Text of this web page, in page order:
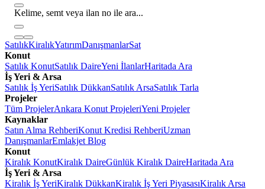
Kelime, semt veya ilan no ile ara...
SatılıkKiralıkYatırımDanışmanlarSat
Konut
Satılık KonutSatılık DaireYeni İlanlarHaritada Ara
İş Yeri & Arsa
Satılık İş YeriSatılık DükkanSatılık ArsaSatılık Tarla
Projeler
Tüm ProjelerAnkara Konut ProjeleriYeni Projeler
Kaynaklar
Satın Alma RehberiKonut Kredisi RehberiUzman
DanışmanlarEmlakjet Blog
Konut
Kiralık KonutKiralık DaireGünlük Kiralık DaireHaritada Ara
İş Yeri & Arsa
Kiralık İş YeriKiralık DükkanKiralık İş Yeri PiyasasıKiralık Arsa